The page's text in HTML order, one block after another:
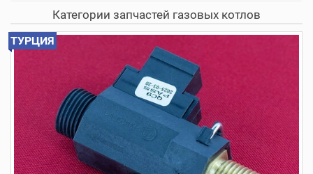
Категории запчастей газовых котлов
ТУРЦИЯ